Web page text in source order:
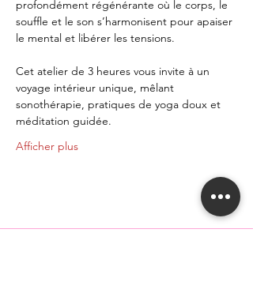
profondément régénérante où le corps, le
souffle et le son s’harmonisent pour apaiser
le mental et libérer les tensions.
Cet atelier de 3 heures vous invite à un
voyage intérieur unique, mêlant
sonothérapie, pratiques de yoga doux et
méditation guidée.
Afficher plus